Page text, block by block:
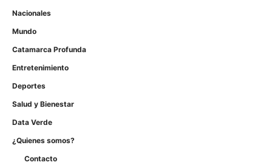
Nacionales
Mundo
Catamarca Profunda
Entretenimiento
Deportes
Salud y Bienestar
Data Verde
¿Quienes somos?
Contacto